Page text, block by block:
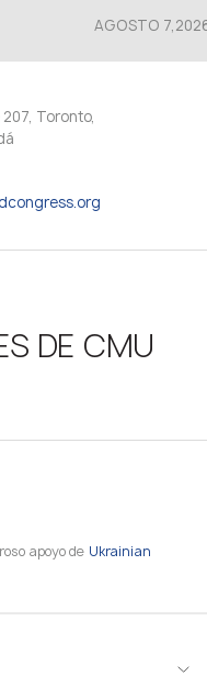
AGOSTO
207, Toronto,
DE CMU
apoyo de Ukrainian